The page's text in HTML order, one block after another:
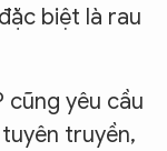
biệt là rau
cũng yêu cầu
truyền,